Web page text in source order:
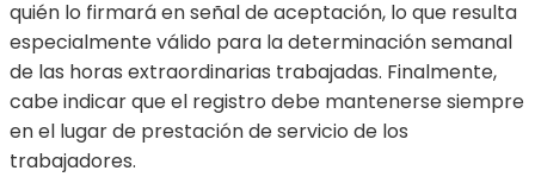
quién lo firmará en señal de aceptación, lo que resulta
especialmente válido para la determinación semanal
de las horas extraordinarias trabajadas. Finalmente,
cabe indicar que el registro debe mantenerse siempre
en el lugar de prestación de servicio de los
trabajadores.